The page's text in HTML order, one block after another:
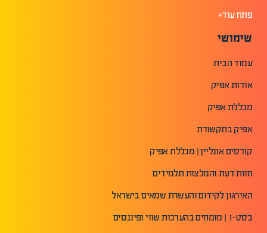
פתח עוד+
שימושי
עמוד הבית
אודות אפיק
מכללת אפיק
אפיק בתקשורת
קורסים אונליין | מכללת אפיק
חוות דעת והמלצות תלמידים
האירגון לקידום והעשרת שמאים בישראל
בסט-1 | מומחים בהערכות שווי ופיננסים